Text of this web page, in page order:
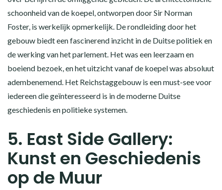
schoonheid van de koepel, ontworpen door Sir Norman
Foster, is werkelijk opmerkelijk. De rondleiding door het
gebouw biedt een fascinerend inzicht in de Duitse politiek en
de werking van het parlement. Het was een leerzaam en
boeiend bezoek, en het uitzicht vanaf de koepel was absoluut
adembenemend. Het Reichstaggebouw is een must-see voor
iedereen die geïnteresseerd is in de moderne Duitse
geschiedenis en politieke systemen.
5. East Side Gallery:
Kunst en Geschiedenis
op de Muur